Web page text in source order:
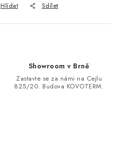
Hlídat Sdílet
Showroom v Brně
Zastavte se za námi na Cejlu
825/20. Budova KOVOTERM.